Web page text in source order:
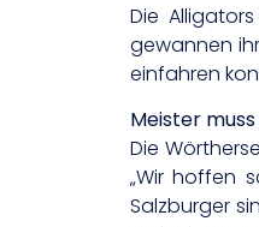
Die
gewannen
einfahren
Meister
Die
„Wir hoffen
Salzburger